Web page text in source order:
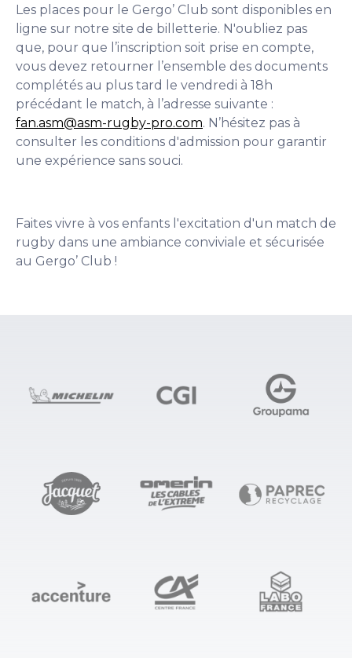
Les places pour le Gergo’ Club sont disponibles en
ligne sur notre site de billetterie. N'oubliez pas
que, pour que l’inscription soit prise en compte,
vous devez retourner l’ensemble des documents
complétés au plus tard le vendredi à 18h
précédant le match, à l’adresse suivante :
fan.asm@asm-rugby-pro.com. N’hésitez pas à
consulter les conditions d'admission pour garantir
une expérience sans souci.
Faites vivre à vos enfants l'excitation d'un match de
rugby dans une ambiance conviviale et sécurisée
au Gergo’ Club !